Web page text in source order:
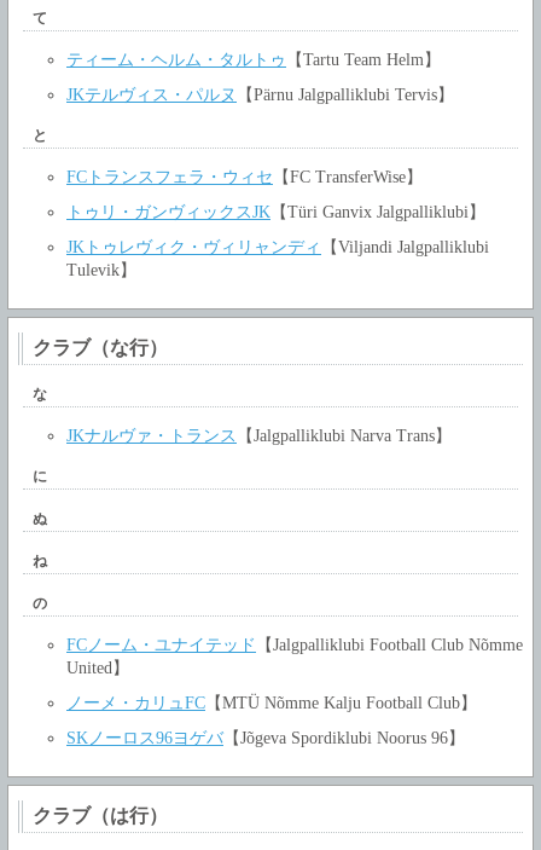
て
ティーム・ヘルム・タルトゥ
【Tartu Team Helm】
JKテルヴィス・パルヌ
【Pärnu Jalgpalliklubi Tervis】
と
FCトランスフェラ・ウィセ 【FC TransferWise】
トゥリ・ガンヴィックスJK 【Türi Ganvix Jalgpalliklubi】
JKトゥレヴィク・ヴィリャンディ
【Viljandi Jalgpalliklubi
Tulevik】
クラブ（な行）
な
JKナルヴァ・トランス 【Jalgpalliklubi Narva Trans】
に
ぬ
ね
の
FCノーム・ユナイテッド
【Jalgpalliklubi Football Club Nõmme
United】
ノーメ・カリュFC 【MTÜ Nõmme Kalju Football Club】
SKノーロス96ヨゲバ【Jõgeva Spordiklubi Noorus 96】
クラブ（は行）